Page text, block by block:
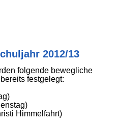
2012/13
folgende bewegliche
festgelegt:
Himmelfahrt)